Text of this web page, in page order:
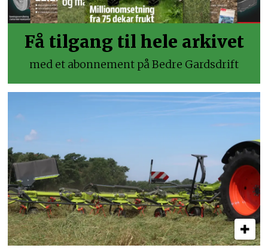
Få tilgang til hele arkivet
med et abonnement på Bedre Gardsdrift